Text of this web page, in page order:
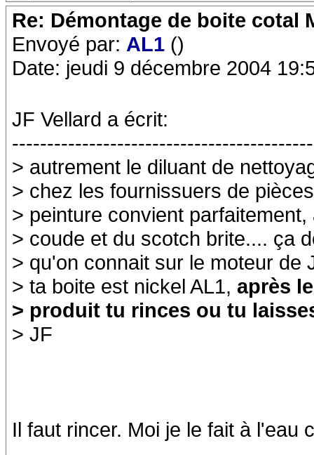
Re: Démontage de boite cotal
Envoyé par: AL1 ()
Date: jeudi 9 décembre 2004
JF Vellard a écrit:
> autrement le diluant de
> chez les fournissuers de
> peinture convient
> coude et du scotch brite.... ça
> qu'on connait sur le moteur de
> ta boite est nickel AL1, après
> produit tu rinces ou tu
> JF
Il faut rincer. Moi je le fait à